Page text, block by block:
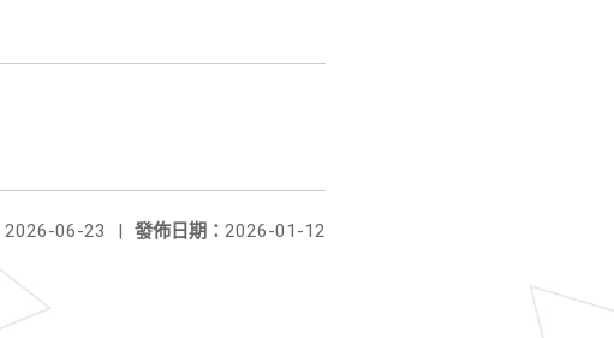
發佈日期： 2026-01-12
2026-06-23 |